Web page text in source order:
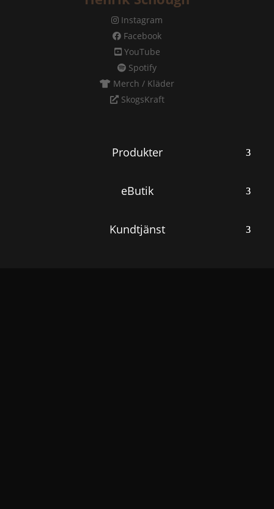
Instagram
Facebook
YouTube
Spotify
Merch / Kläder
SkogsKraft
Produkter
eButik
Kundtjänst